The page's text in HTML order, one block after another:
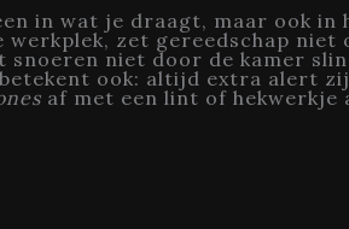
in wat je draagt, maar ook in
werkplek, zet gereedschap niet
snoeren niet door de kamer
ook: altijd extra alert
af met een lint of hekwerkje